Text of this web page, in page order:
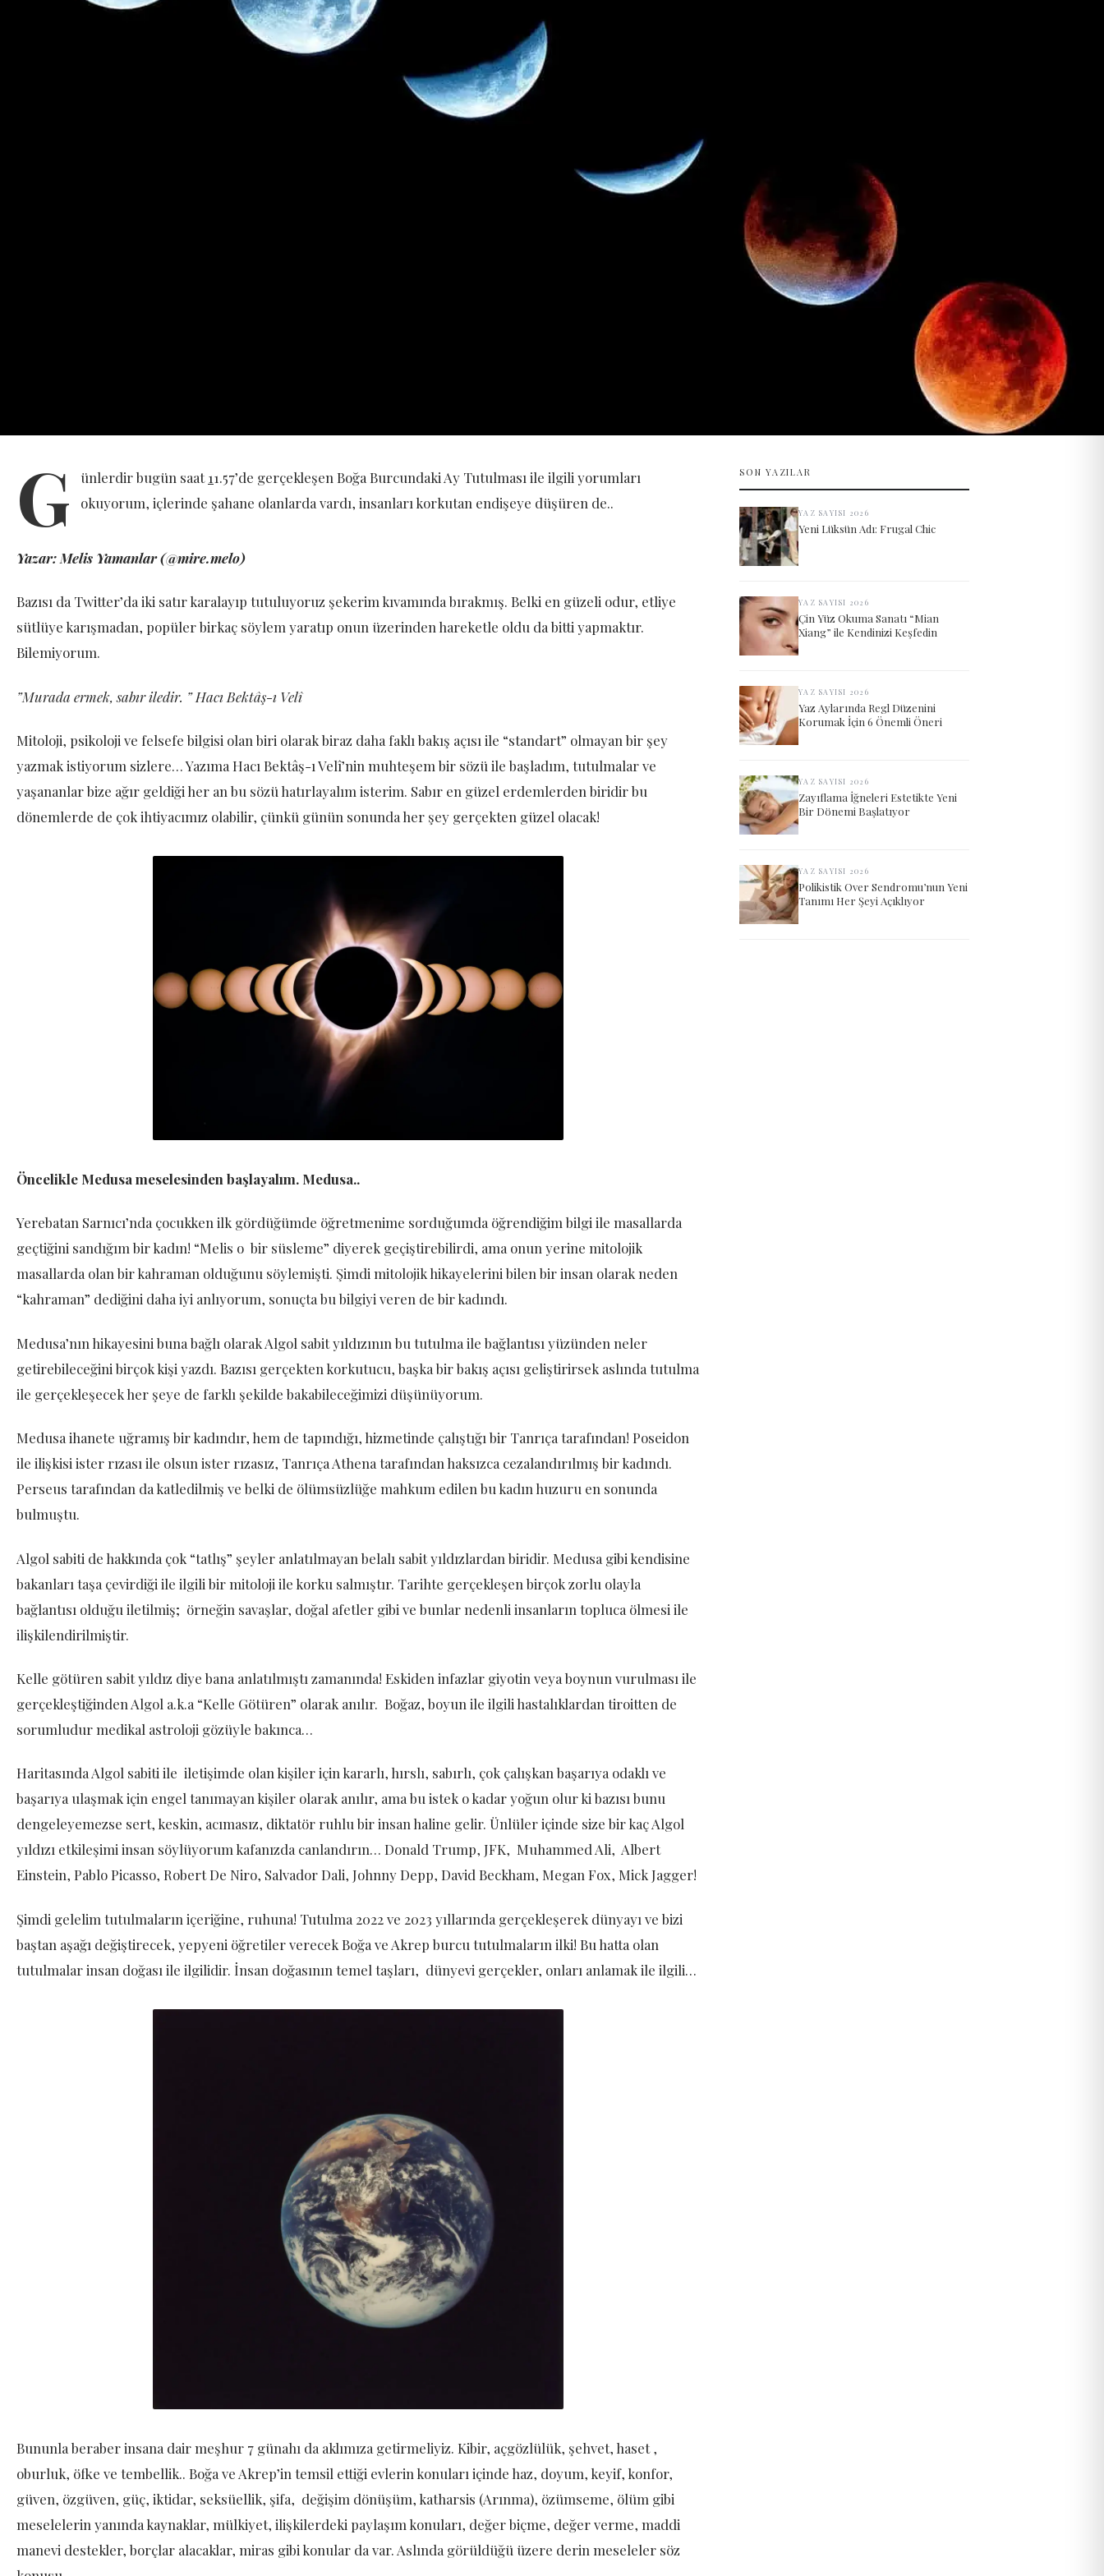
G ünlerdir bugün saat11.57’de gerçekleşen Boğa Burcundaki Ay Tutulması ile ilgili yorumları
okuyorum, içlerinde şahane olanlarda vardı, insanları korkutan endişeye düşüren de..
Yazar: Melis Yamanlar (@mire.melo)
Bazısı da Twitter’da iki satır karalayıp tutuluyoruz şekerim kıvamında bırakmış. Belki en güzeli odur, etliye
sütlüye karışmadan, popüler birkaç söylem yaratıp onun üzerinden hareketle oldu da bitti yapmaktır.
Bilemiyorum.
”Murada ermek, sabır iledir. ” Hacı Bektâş-ı Velî
Mitoloji, psikoloji ve felsefe bilgisi olan biri olarak biraz daha faklı bakış açısı ile “standart” olmayan bir şey
yazmak istiyorum sizlere… Yazıma Hacı Bektâş-ı Velî’nin muhteşem bir sözü ile başladım, tutulmalar ve
yaşananlar bize ağır geldiği her an bu sözü hatırlayalım isterim. Sabır en güzel erdemlerden biridir bu
dönemlerde de çok ihtiyacımız olabilir, çünkü günün sonunda her şey gerçekten güzel olacak!
Öncelikle Medusa meselesinden başlayalım. Medusa..
Yerebatan Sarnıcı’nda çocukken ilk gördüğümde öğretmenime sorduğumda öğrendiğim bilgi ile masallarda
geçtiğini sandığım bir kadın! “Melis o bir süsleme” diyerek geçiştirebilirdi, ama onun yerine mitolojik
masallarda olan bir kahraman olduğunu söylemişti. Şimdi mitolojik hikayelerini bilen bir insan olarak neden
“kahraman” dediğini daha iyi anlıyorum, sonuçta bu bilgiyi veren de bir kadındı.
Medusa’nın hikayesini buna bağlı olarak Algol sabit yıldızının bu tutulma ile bağlantısı yüzünden neler
getirebileceğini birçok kişi yazdı. Bazısı gerçekten korkutucu, başka bir bakış açısı geliştirirsek aslında tutulma
ile gerçekleşecek her şeye de farklı şekilde bakabileceğimizi düşünüyorum.
Medusa ihanete uğramış bir kadındır, hem de tapındığı, hizmetinde çalıştığı bir Tanrıça tarafından! Poseidon
ile ilişkisi ister rızası ile olsun ister rızasız, Tanrıça Athena tarafından haksızca cezalandırılmış bir kadındı.
Perseus tarafından da katledilmiş ve belki de ölümsüzlüğe mahkum edilen bu kadın huzuru en sonunda
bulmuştu.
Algol sabiti de hakkında çok “tatlış” şeyler anlatılmayan belalı sabit yıldızlardan biridir. Medusa gibi kendisine
bakanları taşa çevirdiği ile ilgili bir mitoloji ile korku salmıştır. Tarihte gerçekleşen birçok zorlu olayla
bağlantısı olduğu iletilmiş; örneğin savaşlar, doğal afetler gibi ve bunlar nedenli insanların topluca ölmesi ile
ilişkilendirilmiştir.
Kelle götüren sabit yıldız diye bana anlatılmıştı zamanında! Eskiden infazlar giyotin veya boynun vurulması ile
gerçekleştiğinden Algol a.k.a “Kelle Götüren” olarak anılır. Boğaz, boyun ile ilgili hastalıklardan tiroitten de
sorumludur medikal astroloji gözüyle bakınca…
Haritasında Algol sabiti ile iletişimde olan kişiler için kararlı, hırslı, sabırlı, çok çalışkan başarıya odaklı ve
başarıya ulaşmak için engel tanımayan kişiler olarak anılır, ama bu istek o kadar yoğun olur ki bazısı bunu
dengeleyemezse sert, keskin, acımasız, diktatör ruhlu bir insan haline gelir. Ünlüler içinde size bir kaç Algol
yıldızı etkileşimi insan söylüyorum kafanızda canlandırın… Donald Trump, JFK, Muhammed Ali, Albert
Einstein, Pablo Picasso, Robert De Niro, Salvador Dali, Johnny Depp, David Beckham, Megan Fox, Mick Jagger!
Şimdi gelelim tutulmaların içeriğine, ruhuna! Tutulma 2022 ve 2023 yıllarında gerçekleşerek dünyayı ve bizi
baştan aşağı değiştirecek, yepyeni öğretiler verecek Boğa ve Akrep burcu tutulmaların ilki! Bu hatta olan
tutulmalar insan doğası ile ilgilidir. İnsan doğasının temel taşları, dünyevi gerçekler, onları anlamak ile ilgili…
Bununla beraber insana dair meşhur 7 günahı da aklımıza getirmeliyiz. Kibir, açgözlülük, şehvet, haset ,
oburluk, öfke ve tembellik.. Boğa ve Akrep’in temsil ettiği evlerin konuları içinde haz, doyum, keyif, konfor,
güven, özgüven, güç, iktidar, seksüellik, şifa, değişim dönüşüm, katharsis (Arınma), özümseme, ölüm gibi
meselelerin yanında kaynaklar, mülkiyet, ilişkilerdeki paylaşım konuları, değer biçme, değer verme, maddi
manevi destekler, borçlar alacaklar, miras gibi konular da var. Aslında görüldüğü üzere derin meseleler söz
SON YAZILAR
YAZ SAYISI 2026
Yeni Lüksün Adı: Frugal Chic
YAZ SAYISI 2026
Çin Yüz Okuma Sanatı “Mian
Xiang” ile Kendinizi Keşfedin
YAZ SAYISI 2026
Yaz Aylarında Regl Düzenini
Korumak İçin 6 Önemli Öneri
YAZ SAYISI 2026
Zayıflama İğneleri Estetikte Yeni
Bir Dönemi Başlatıyor
YAZ SAYISI 2026
Polikistik Over Sendromu’nun Yeni
Tanımı Her Şeyi Açıklıyor